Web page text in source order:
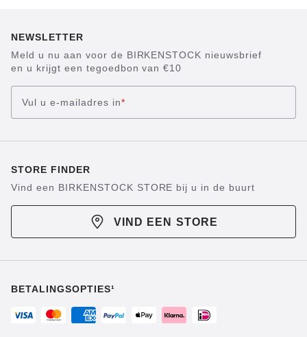
NEWSLETTER
Meld u nu aan voor de BIRKENSTOCK nieuwsbrief
en u krijgt een tegoedbon van €10
Vul u e-mailadres in*
STORE FINDER
Vind een BIRKENSTOCK STORE bij u in de buurt
VIND EEN STORE
BETALINGSOPTIES¹